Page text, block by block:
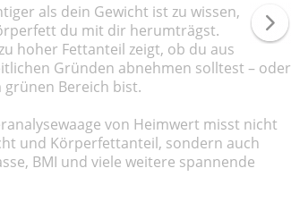
als dein Gewicht ist zu wissen,
du mit dir herumträgst.
hoher Fettanteil zeigt, ob du aus
Gründen abnehmen solltest – oder
grünen Bereich bist.
von Heimwert misst nicht
und Körperfettanteil, sondern auch
BMI und viele weitere spannende